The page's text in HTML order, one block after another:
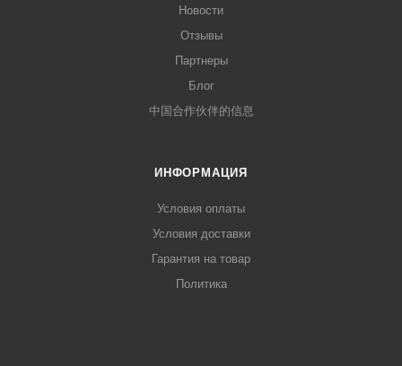
Новости
Отзывы
Партнеры
Блог
中国合作伙伴的信息
ИНФОРМАЦИЯ
Условия оплаты
Условия доставки
Гарантия на товар
Политика